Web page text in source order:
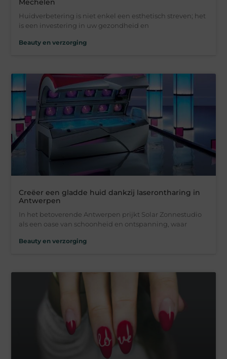
Mechelen
Huidverbetering is niet enkel een esthetisch streven; het
is een investering in uw gezondheid en
Beauty en verzorging
Creëer een gladde huid dankzij laserontharing in
Antwerpen
In het betoverende Antwerpen prijkt Solar Zonnestudio
als een oase van schoonheid en ontspanning, waar
Beauty en verzorging